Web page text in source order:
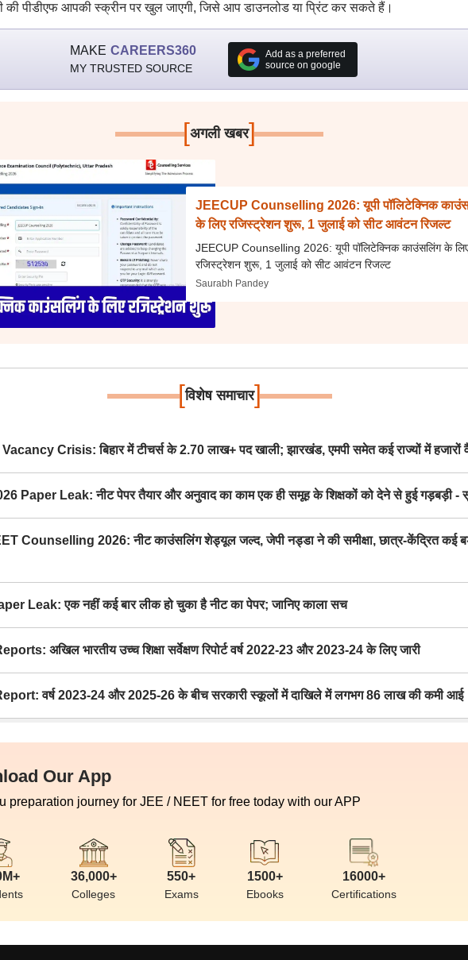
की पीडीएफ आपकी स्क्रीन पर खुल जाएगी, जिसे आप डाउनलोड या प्रिंट कर सकते हैं।
MAKE CAREERS360
MY TRUSTED SOURCE
Add as a preferred
source on google
[अगली खबर]
JEECUP Counselling 2026: यूपी पॉलिटेक्निक
के लिए रजिस्ट्रेशन शुरू, 1 जुलाई को सीट आवंटन रिजल्ट
JEECUP Counselling 2026: यूपी पॉलिटेक्निक काउंसलिंग के
रजिस्ट्रेशन शुरू, 1 जुलाई को सीट आवंटन रिजल्ट
Saurabh Pandey
[विशेष समाचार]
Crisis: बिहार में टीचर्स के 2.70 लाख+ पद खाली; झारखंड, एमपी समेत कई राज्यों में हजारों
Paper Leak: नीट पेपर तैयार और अनुवाद का काम एक ही समूह के शिक्षकों को देने से हुई गड़बड़ी -
Counselling 2026: नीट काउंसलिंग शेड्यूल जल्द, जेपी नड्डा ने की समीक्षा, छात्र-केंद्रित कई
Leak: एक नहीं कई बार लीक हो चुका है नीट का पेपर; जानिए काला सच
अखिल भारतीय उच्च शिक्षा सर्वेक्षण रिपोर्ट वर्ष 2022-23 और 2023-24 के लिए जारी
वर्ष 2023-24 और 2025-26 के बीच सरकारी स्कूलों में दाखिले में लगभग 86 लाख की कमी आई
Our App
preparation journey for JEE / NEET for free today with our APP
36,000+
Colleges
550+
Exams
1500+
Ebooks
16000+
Certifications